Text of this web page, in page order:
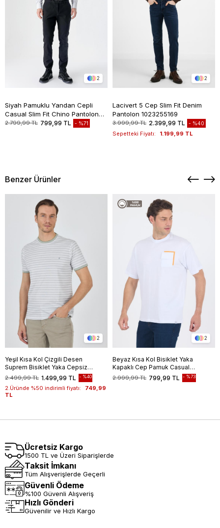
2
Siyah Pamuklu Yandan Cepli
Casual Slim Fit Chino Pantolon
1003235117
2.799,99 TL 799,99 TL %71
2
Lacivert 5 Cep Slim Fit Denim
Pantolon 1023255169
3.999,99 TL 2.399,99 TL %40
Sepetteki Fiyatı: 1.199,99 TL
Benzer Ürünler
2
Yeşil Kısa Kol Çizgili Desen
Suprem Bisiklet Yaka Cepsiz
Slim Fit Tişört 1011250106
1.499,99 TL
2.499,99 TL %40
2.Üründe %50 indirimli fiyatı:
749,99
TL
2
Beyaz Kısa Kol Bisiklet Yaka
Kapaklı Cep Pamuk Casual
Oversize Tişört 1011250131
799,99 TL
2.999,99 TL %73
Ücretsiz Kargo
1500 TL ve Üzeri Siparişlerde
Taksit İmkanı
Tüm Alışverişlerde Geçerli
Güvenli Ödeme
%100 Güvenli Alışveriş
Hızlı Gönderi
Güvenilir ve Hızlı Kargo